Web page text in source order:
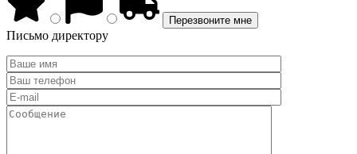
Письмо директору